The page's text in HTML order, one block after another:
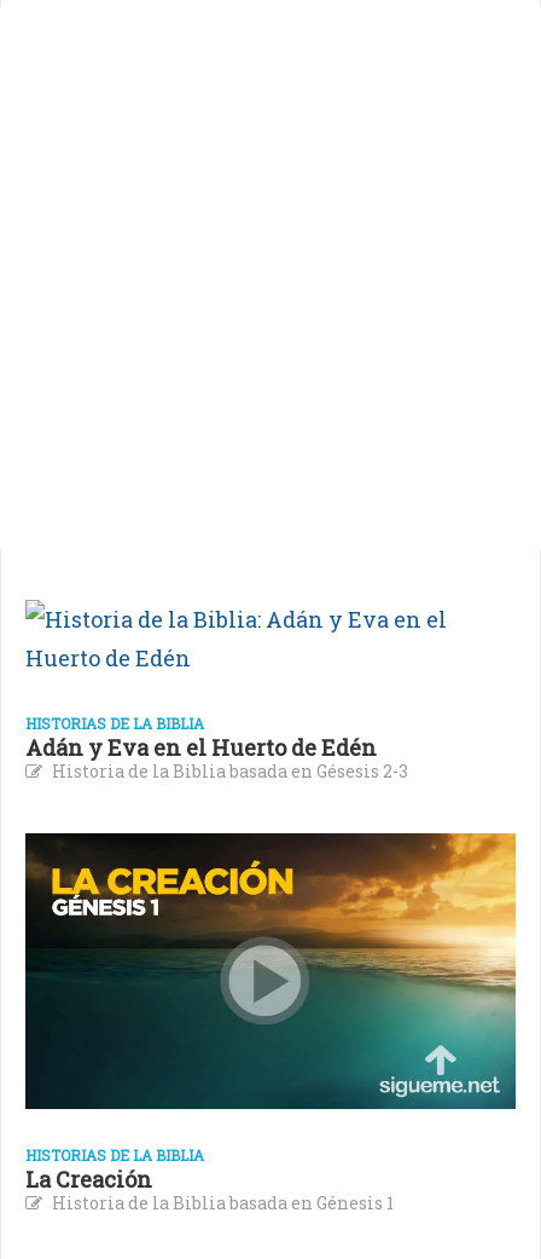
HISTORIAS DE LA BIBLIA
Adán y Eva en el Huerto de Edén
Historia de la Biblia basada en Gésesis 2-3
HISTORIAS DE LA BIBLIA
La Creación
Historia de la Biblia basada en Génesis 1